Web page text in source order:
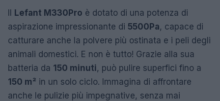
Il Lefant M330Pro è dotato di una potenza di
aspirazione impressionante di 5500Pa, capace di
catturare anche la polvere più ostinata e i peli degli
animali domestici. E non è tutto! Grazie alla sua
batteria da 150 minuti, può pulire superfici fino a
150 m² in un solo ciclo. Immagina di affrontare
anche le pulizie più impegnative, senza mai